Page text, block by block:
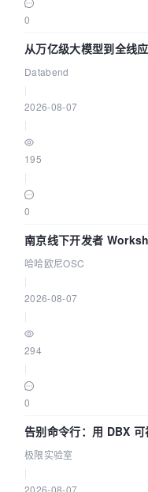
0
从万亿级大模型到全线
企业构建全链路 Trace
Databend
2026-08-07
195
0
南京线下开发者
智能 Agent 应用
哈哈欧尼OSC
2026-08-07
294
0
告别命令行：用 DBX
极限实验室
2026-08-07